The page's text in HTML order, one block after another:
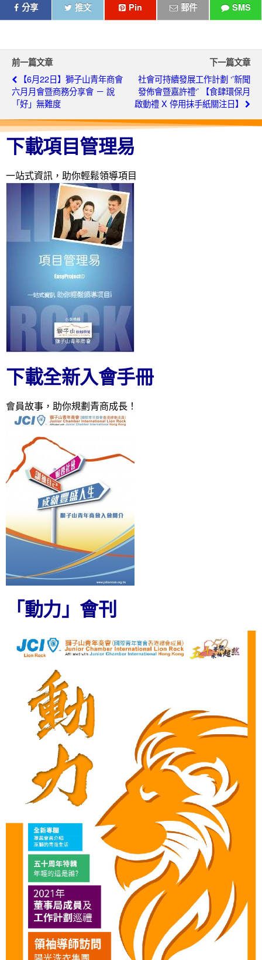
分享 推文 Pin 郵件 SMS
前一篇文章
【6月22日】獅子山青年商會
六月月會暨商務分享會 － 說
「好」無難度
下一篇文章
社會可持續發展工作計劃 ‘’新聞
發佈會暨嘉許禮‘’ 【食肆環保月
啟動禮 X 停用抹手紙關注日】
下載項目管理易
一站式資訊，助你輕鬆領導項目
下載全新入會手冊
會員故事，助你規劃青商成長！
「動力」會刊